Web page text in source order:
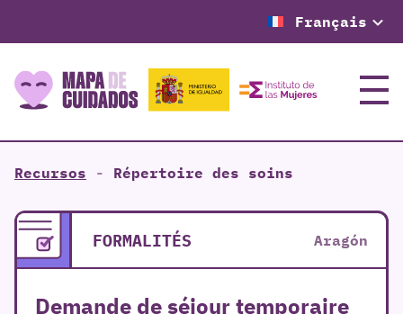
Français
Menu
Recursos - Répertoire des soins
FORMALITÉS Aragón
Demande de séjour temporaire